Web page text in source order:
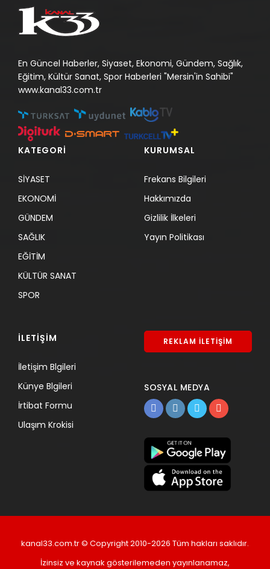
En Güncel Haberler, Siyaset, Ekonomi, Gündem, Sağlık,
Eğitim, Kültür Sanat, Spor Haberleri "Mersin'in Sahibi"
www.kanal33.com.tr
KATEGORİ
SİYASET
EKONOMİ
GÜNDEM
SAĞLIK
EĞİTİM
KÜLTÜR SANAT
SPOR
KURUMSAL
Frekans Bilgileri
Hakkımızda
Gizlilik İlkeleri
Yayın Politikası
İLETİŞİM
İletişim Blgileri
Künye Blgileri
İrtibat Formu
Ulaşım Krokisi
REKLAM İLETİŞİM
SOSYAL MEDYA
kanal33.com.tr © Copyright 2010-2026 Tüm hakları saklıdır.
İzinsiz ve kaynak gösterilemeden yayınlanamaz,